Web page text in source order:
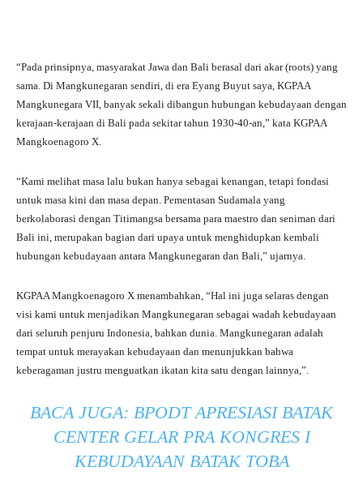
“Pada prinsipnya, masyarakat Jawa dan Bali berasal dari akar (roots) yang
sama. Di Mangkunegaran sendiri, di era Eyang Buyut saya, KGPAA
Mangkunegara VII, banyak sekali dibangun hubungan kebudayaan dengan
kerajaan-kerajaan di Bali pada sekitar tahun 1930-40-an,” kata KGPAA
Mangkoenagoro X.
“Kami melihat masa lalu bukan hanya sebagai kenangan, tetapi fondasi
untuk masa kini dan masa depan. Pementasan Sudamala yang
berkolaborasi dengan Titimangsa bersama para maestro dan seniman dari
Bali ini, merupakan bagian dari upaya untuk menghidupkan kembali
hubungan kebudayaan antara Mangkunegaran dan Bali,” ujarnya.
KGPAA Mangkoenagoro X menambahkan, “Hal ini juga selaras dengan
visi kami untuk menjadikan Mangkunegaran sebagai wadah kebudayaan
dari seluruh penjuru Indonesia, bahkan dunia. Mangkunegaran adalah
tempat untuk merayakan kebudayaan dan menunjukkan bahwa
keberagaman justru menguatkan ikatan kita satu dengan lainnya,”.
BACA JUGA: BPODT APRESIASI BATAK
CENTER GELAR PRA KONGRES I
KEBUDAYAAN BATAK TOBA